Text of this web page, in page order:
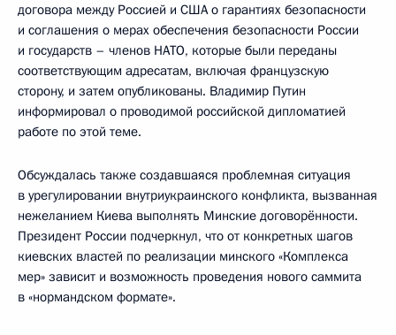
договора между Россией и США о гарантиях безопасности
и соглашения о мерах обеспечения безопасности России
и государств – членов НАТО, которые были переданы
соответствующим адресатам, включая французскую
сторону, и затем опубликованы. Владимир Путин
информировал о проводимой российской дипломатией
работе по этой теме.
Обсуждалась также создавшаяся проблемная ситуация
в урегулировании внутриукраинского конфликта, вызванная
нежеланием Киева выполнять Минские договорённости.
Президент России подчеркнул, что от конкретных шагов
киевских властей по реализации минского «Комплекса
мер» зависит и возможность проведения нового саммита
в «нормандском формате».